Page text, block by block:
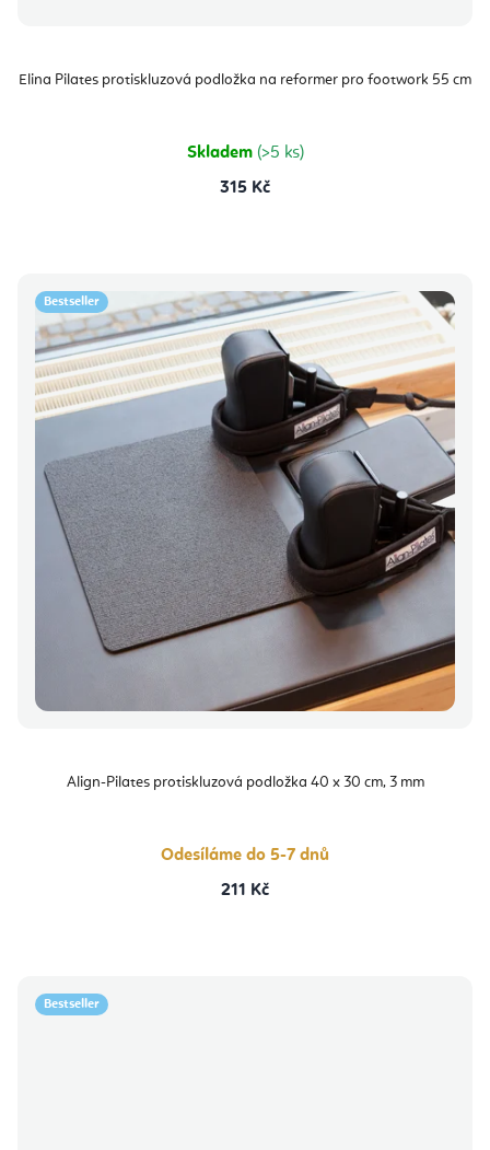
Elina Pilates protiskluzová podložka na reformer pro footwork 55 cm
Skladem (>5 ks)
315 Kč
Bestseller
Align-Pilates protiskluzová podložka 40 x 30 cm, 3 mm
Odesíláme do 5-7 dnů
211 Kč
Bestseller